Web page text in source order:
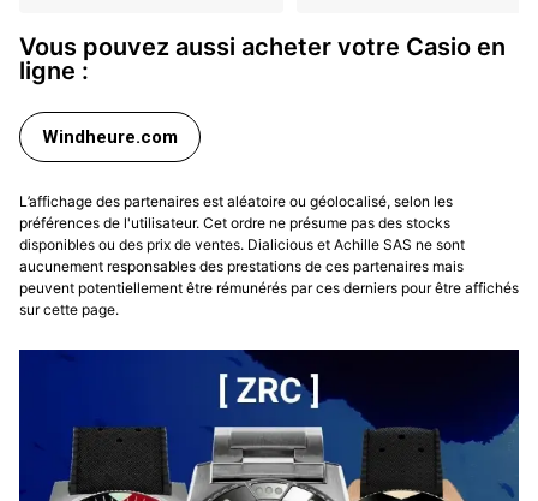
Vous pouvez aussi acheter votre Casio en
ligne :
Windheure.com
L’affichage des partenaires est aléatoire ou géolocalisé, selon les
préférences de l'utilisateur. Cet ordre ne présume pas des stocks
disponibles ou des prix de ventes. Dialicious et Achille SAS ne sont
aucunement responsables des prestations de ces partenaires mais
peuvent potentiellement être rémunérés par ces derniers pour être affichés
sur cette page.